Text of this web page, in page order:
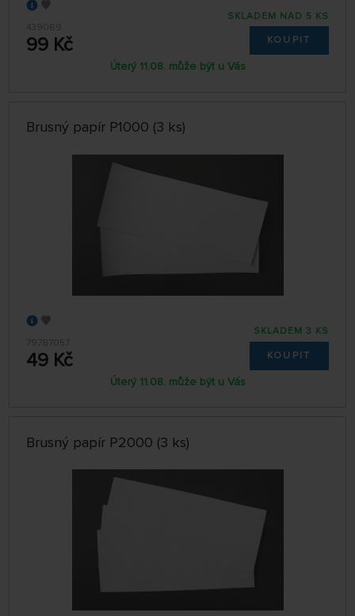
439069
99 Kč
SKLADEM NAD 5 KS
KOUPIT
Úterý 11.08. může být u Vás
Brusný papír P1000 (3 ks)
79787057
49 Kč
SKLADEM 3 KS
KOUPIT
Úterý 11.08. může být u Vás
Brusný papír P2000 (3 ks)